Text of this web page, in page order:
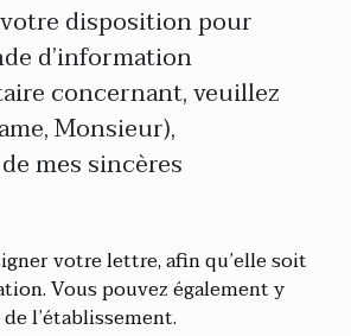
disposition pour
d’information
concernant, veuillez
Monsieur),
mes sincères
votre lettre, afin qu’elle soit
Vous pouvez également y
l’établissement.